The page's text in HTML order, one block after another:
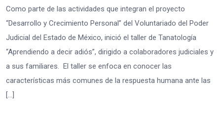
Como parte de las actividades que integran el proyecto
“Desarrollo y Crecimiento Personal” del Voluntariado del Poder
Judicial del Estado de México, inició el taller de Tanatología
“Aprendiendo a decir adiós”, dirigido a colaboradores judiciales y
a sus familiares. El taller se enfoca en conocer las
características más comunes de la respuesta humana ante las
[…]